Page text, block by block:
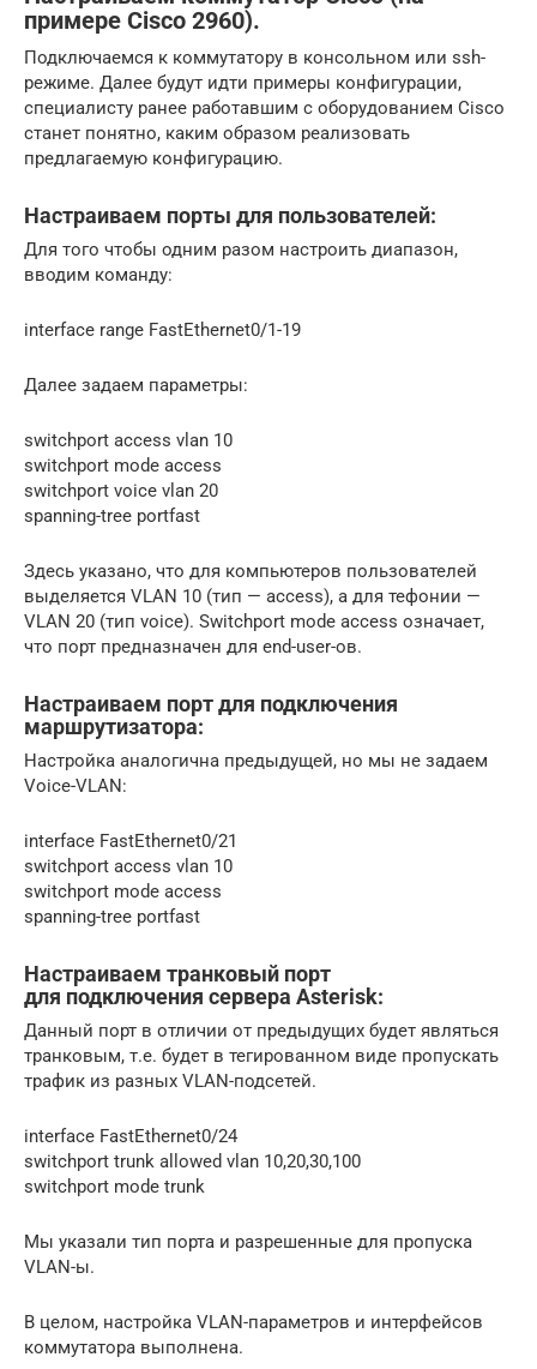
примере Cisco 2960).
Подключаемся к коммутатору в консольном или ssh-
режиме. Далее будут идти примеры конфигурации,
специалисту ранее работавшим с оборудованием Cisco
станет понятно, каким образом реализовать
предлагаемую конфигурацию.
Настраиваем порты для пользователей:
Для того чтобы одним разом настроить диапазон,
вводим команду:
interface range FastEthernet0/1-19
Далее задаем параметры:
switchport access vlan 10
switchport mode access
switchport voice vlan 20
spanning-tree portfast
Здесь указано, что для компьютеров пользователей
выделяется VLAN 10 (тип — access), а для тефонии —
VLAN 20 (тип voice). Switchport mode access означает,
что порт предназначен для end-user-ов.
Настраиваем порт для подключения
маршрутизатора:
Настройка аналогична предыдущей, но мы не задаем
Voice-VLAN:
interface FastEthernet0/21
switchport access vlan 10
switchport mode access
spanning-tree portfast
Настраиваем транковый порт
для подключения сервера Asterisk:
Данный порт в отличии от предыдущих будет являться
транковым, т.е. будет в тегированном виде пропускать
трафик из разных VLAN-подсетей.
interface FastEthernet0/24
switchport trunk allowed vlan 10,20,30,100
switchport mode trunk
Мы указали тип порта и разрешенные для пропуска
VLAN-ы.
В целом, настройка VLAN-параметров и интерфейсов
коммутатора выполнена.